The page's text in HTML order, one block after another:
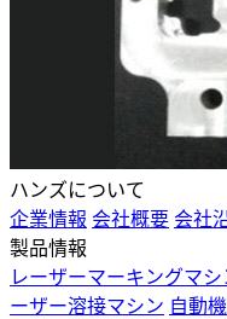
ハンズについて
企業情報 会社概要 会社
製品情報
レーザーマーキングマシ
ーザー溶接マシン 自動